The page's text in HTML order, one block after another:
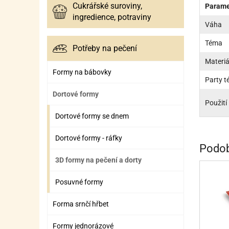
Cukrářské suroviny,
ingredience, potraviny
Potřeby na pečení
Formy na bábovky
Dortové formy
Dortové formy se dnem
Dortové formy - ráfky
3D formy na pečení a dorty
Posuvné formy
Forma srnčí hřbet
Formy jednorázové
Váha
Téma
Party
Použití